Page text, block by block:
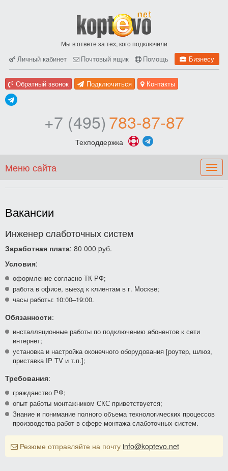
Мы в ответе за тех, кого подключили
Личный кабинет Почтовый ящик Помощь Бизнесу
Обратный звонок Подключиться Контакты
+7 (495)783-87-87
Техподдержка
Меню сайта
Вакансии
Инженер слаботочных систем
Заработная плата: 80 000 pуб.
Условия:
оформление согласно ТК РФ;
работа в офисе, выезд к клиентам в г. Москве;
часы работы: 10:00–19:00.
Обязанности:
инсталляционные работы по подключению абонентов к сети
интернет;
установка и настройка оконечного оборудования [роутер, шлюз,
приставка IP TV и т.п.];
Требования:
гражданство РФ;
опыт работы монтажником СКС приветствуется;
Знание и понимание полного объема технологических процессов
производства работ в сфере монтажа слаботочных систем.
Резюме отправляйте на почту info@koptevo.net